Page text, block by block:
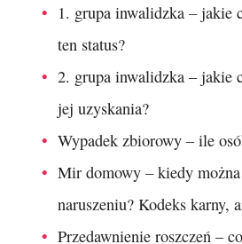
1. grupa inwalidzka – jakie
ten status?
2. grupa inwalidzka – jakie
jej uzyskania?
Wypadek zbiorowy – ile
Mir domowy – kiedy
naruszeniu? Kodeks karny,
Przedawnienie roszczeń –